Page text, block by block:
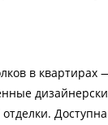
в квартирах